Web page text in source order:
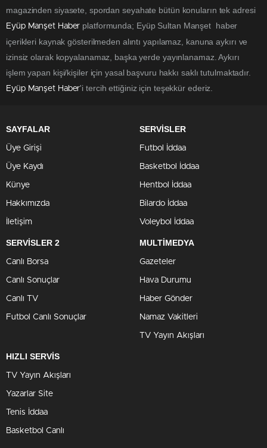
magazinden siyasete, spordan seyahate bütün konuların tek adresi
Eyüp Manşet Haber platformunda; Eyüp Sultan Manşet haber
içerikleri kaynak gösterilmeden alıntı yapılamaz, kanuna aykırı ve
izinsiz olarak kopyalanamaz, başka yerde yayınlanamaz. Aykırı
işlem yapan kişi/kişiler için yasal başvuru hakkı saklı tutulmaktadır.
Eyüp Manşet Haber'i tercih ettiğiniz için teşekkür ederiz.
SAYFALAR
Üye Girişi
Üye Kaydı
Künye
Hakkımızda
İletişim
SERVİSLER
Futbol İddaa
Basketbol İddaa
Hentbol İddaa
Bilardo İddaa
Voleybol İddaa
SERVİSLER 2
Canlı Borsa
Canlı Sonuçlar
Canlı TV
Futbol Canlı Sonuçlar
MULTİMEDYA
Gazeteler
Hava Durumu
Haber Gönder
Namaz Vakitleri
TV Yayın Akışları
HIZLI SERVİS
TV Yayın Akışları
Yazarlar Site
Tenis İddaa
Basketbol Canlı